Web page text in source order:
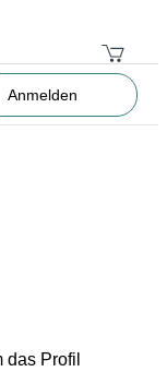
Anmelden
das Profil